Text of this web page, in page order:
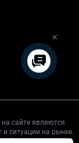
сайте являются
ситуации на рынке.
×